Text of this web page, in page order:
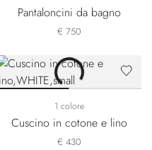
Pantaloncini da bagno
€ 750
1 colore
Cuscino in cotone e lino
€ 430